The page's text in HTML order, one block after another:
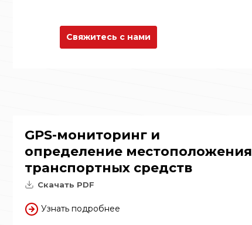
Свяжитесь с нами
GPS-мониторинг и
определение местоположения
транспортных средств
Скачать PDF
Узнать подробнее